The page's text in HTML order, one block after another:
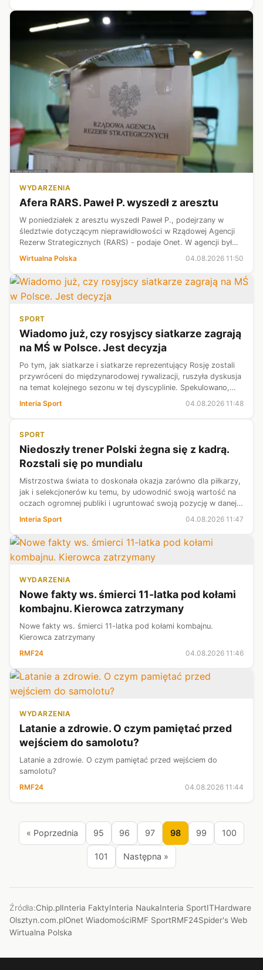
WYDARZENIA
Afera RARS. Paweł P. wyszedł z aresztu
W poniedziałek z aresztu wyszedł Paweł P., podejrzany w
śledztwie dotyczącym nieprawidłowości w Rządowej Agencji
Rezerw Strategicznych (RARS) - podaje Onet. W agencji był
zakupów.
Wirtualna Polska 04.08.2026 11:50
SPORT
Wiadomo już, czy rosyjscy siatkarze zagrają
na MŚ w Polsce. Jest decyzja
Po tym, jak siatkarze i siatkarze reprezentujący Rosję zostali
przywróceni do międzynarodowej rywalizacji, ruszyła dyskusja
na temat kolejnego sezonu w tej dyscyplinie. Spekulowano,
Narodów oraz...
Interia Sport 04.08.2026 11:48
SPORT
Niedoszły trener Polski żegna się z kadrą.
Rozstali się po mundialu
Mistrzostwa świata to doskonała okazja zarówno dla piłkarzy,
jak i selekcjonerów ku temu, by udowodnić swoją wartość na
oczach ogromnej publiki i ugruntować swoją pozycję w danej
mundialu ...
Interia Sport 04.08.2026 11:47
WYDARZENIA
Nowe fakty ws. śmierci 11-latka pod kołami
kombajnu. Kierowca zatrzymany
Nowe fakty ws. śmierci 11-latka pod kołami kombajnu.
Kierowca zatrzymany
RMF24
04.08.2026 11:46
WYDARZENIA
Latanie a zdrowie. O czym pamiętać przed
wejściem do samolotu?
Latanie a zdrowie. O czym pamiętać przed wejściem do
samolotu?
RMF24
04.08.2026 11:44
« Poprzednia 95 96 97 98 99 100
101 Następna »
Źródła:Chip.plInteria FaktyInteria NaukaInteria SportITHardware
Olsztyn.com.plOnet WiadomościRMF SportRMF24Spider's Web
Wirtualna Polska